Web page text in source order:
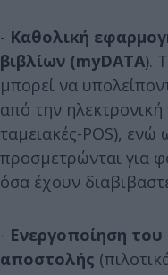
- Καθολική
βιβλίων (myDATA).
μπορεί να
από την
ταμειακές-POS), ενώ
προσμετρώνται για
όσα έχουν
- Ενεργοποίηση
αποστολής